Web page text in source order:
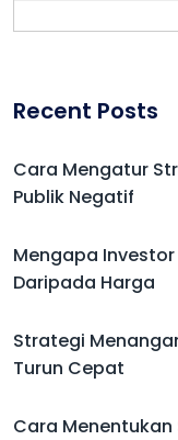
Recent Posts
Cara Mengatur
Publik Negatif
Mengapa Investor
Daripada Harga
Strategi
Turun Cepat
Cara